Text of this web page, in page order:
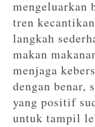
mengeluarkan
tren
langkah
makan
menjaga
dengan benar,
yang positif
untuk tampil